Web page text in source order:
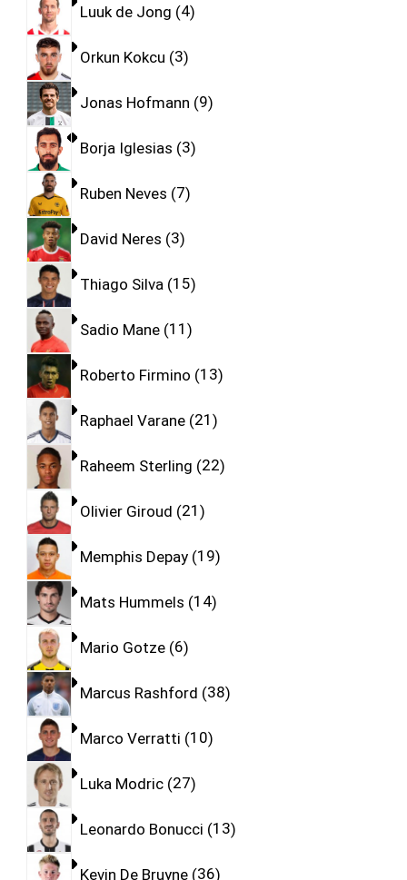
Luuk de Jong 4
Orkun Kokcu 3
Jonas Hofmann 9
Borja Iglesias 3
Ruben Neves 7
David Neres 3
Thiago Silva 15
Sadio Mane 11
Roberto Firmino 13
Raphael Varane 21
Raheem Sterling 22
Olivier Giroud 21
Memphis Depay 19
Mats Hummels 14
Mario Gotze 6
Marcus Rashford 38
Marco Verratti 10
Luka Modric 27
Leonardo Bonucci 13
Kevin De Bruyne 36